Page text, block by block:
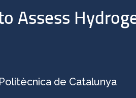
Assess
de Catalunya